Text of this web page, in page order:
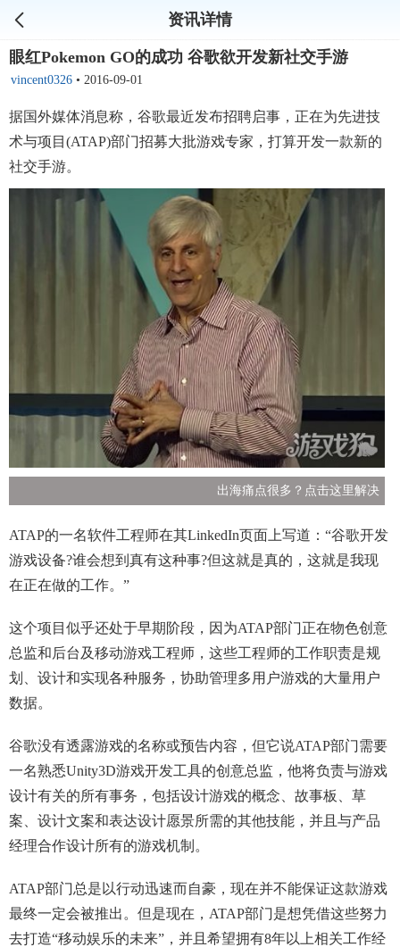
资讯详情
眼红Pokemon GO的成功 谷歌欲开发新社交手游
vincent0326 • 2016-09-01
据国外媒体消息称，谷歌最近发布招聘启事，正在为先进技
术与项目(ATAP)部门招募大批游戏专家，打算开发一款新的
社交手游。
出海痛点很多？点击这里解决
ATAP的一名软件工程师在其LinkedIn页面上写道：“谷歌开发
游戏设备?谁会想到真有这种事?但这就是真的，这就是我现
在正在做的工作。”
这个项目似乎还处于早期阶段，因为ATAP部门正在物色创意
总监和后台及移动游戏工程师，这些工程师的工作职责是规
划、设计和实现各种服务，协助管理多用户游戏的大量用户
数据。
谷歌没有透露游戏的名称或预告内容，但它说ATAP部门需要
一名熟悉Unity3D游戏开发工具的创意总监，他将负责与游戏
设计有关的所有事务，包括设计游戏的概念、故事板、草
案、设计文案和表达设计愿景所需的其他技能，并且与产品
经理合作设计所有的游戏机制。
ATAP部门总是以行动迅速而自豪，现在并不能保证这款游戏
最终一定会被推出。但是现在，ATAP部门是想凭借这些努力
去打造“移动娱乐的未来”，并且希望拥有8年以上相关工作经